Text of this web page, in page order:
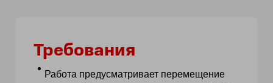
Требования
Работа предусматривает перемещение